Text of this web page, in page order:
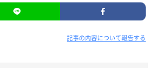
記事の内容について報告する